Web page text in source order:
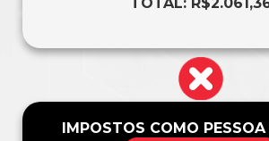
IMPOSTOS COMO